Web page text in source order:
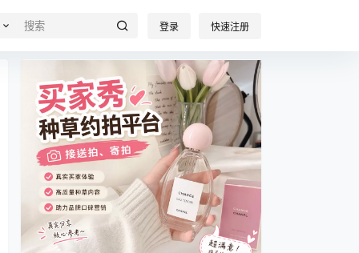
登录 快速注册